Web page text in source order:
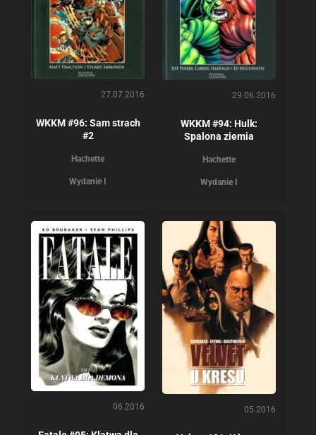
27.07.2016
WKKM #96: Sam strach
#2
Hachette
Wydanie I
29.06.2016
WKKM #94: Hulk:
Spalona ziemia
Hachette
Wydanie I
06.2016 05.2016